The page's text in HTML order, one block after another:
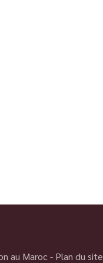
au Maroc - Plan du site